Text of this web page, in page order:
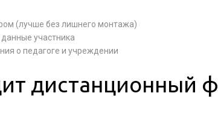
(лучше без лишнего монтажа)
участника
о педагоге и учреждении
дистанционный